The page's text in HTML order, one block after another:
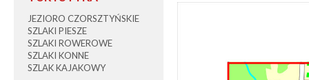
JEZIORO CZORSZTYŃSKIE
SZLAKI PIESZE
SZLAKI ROWEROWE
SZLAKI KONNE
SZLAK KAJAKOWY